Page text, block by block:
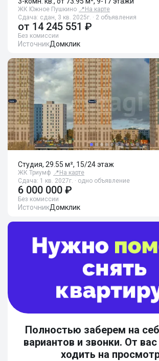
ЖК Южное Пушкино 📍 На карте
Сдача: сдан, 3 кв. 2025г. · 2 объявления
от 14 245 551 ₽
Без комиссии
ИсточникДомклик
Студия, 29.55 м², 15/24 этаж
ЖК Триумф 📍 На карте
Сдача: 1 кв. 2027г. · одно объявление
6 000 000 ₽
Без комиссии
ИсточникДомклик
Полностью заберем на
вариантов и звонки. От
ходить на